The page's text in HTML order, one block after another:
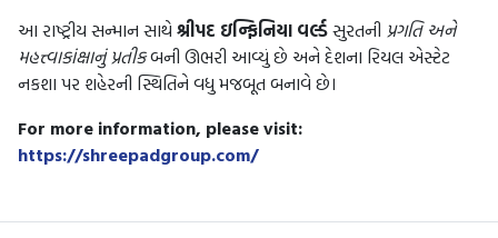
આ રાષ્ટ્રીય સન્માન સાથે શ્રીપદ ઇન્ફિનિયા વર્લ્ડસુરતની પ્રગતિ અને
મહત્ત્વાકાંક્ષાનું પ્રતીકબની ઊભરી આવ્યું છે અને દેશના રિયલ એસ્ટેટ
નકશા પર શહેરની સ્થિતિને વધુ મજબૂત બનાવે છે।
For more information, please visit:
https://shreepadgroup.com/